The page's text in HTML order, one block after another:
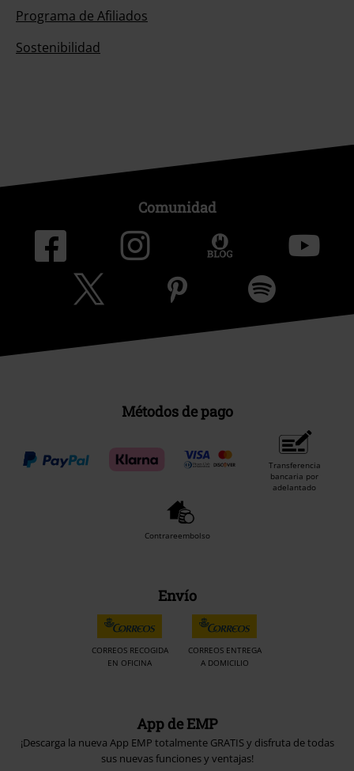
Programa de Afiliados
Sostenibilidad
Comunidad
Métodos de pago
Transferencia
bancaria por
adelantado
Contrareembolso
Envío
CORREOS RECOGIDA
EN OFICINA
CORREOS ENTREGA
A DOMICILIO
App de EMP
¡Descarga la nueva App EMP totalmente GRATIS y disfruta de todas
sus nuevas funciones y ventajas!